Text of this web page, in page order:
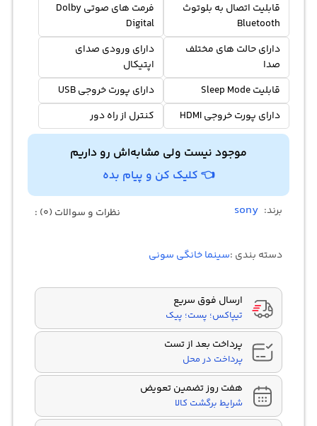
قابلیت اتصال به بلوتوث
Bluetooth
فرمت های صوتی Dolby
Digital
دارای حالت های مختلف
صدا
دارای ورودی صدای
اپتیکال
قابلیت Sleep Mode
دارای پورت خروجی USB
دارای پورت خروجی HDMI
کنترل از راه دور
موجود نیست ولی مشابه‌اش رو داریم
👈 کلیک کن و پیام بده
برند: sony نظرات و سوالات (0) :
دسته بندی :سینما خانگی سونی
ارسال فوق سریع
تیپاکس؛ پست؛ پیک
پرداخت بعد از تست
پرداخت در محل
هفت روز تضمین تعویض
شرایط برگشت کالا